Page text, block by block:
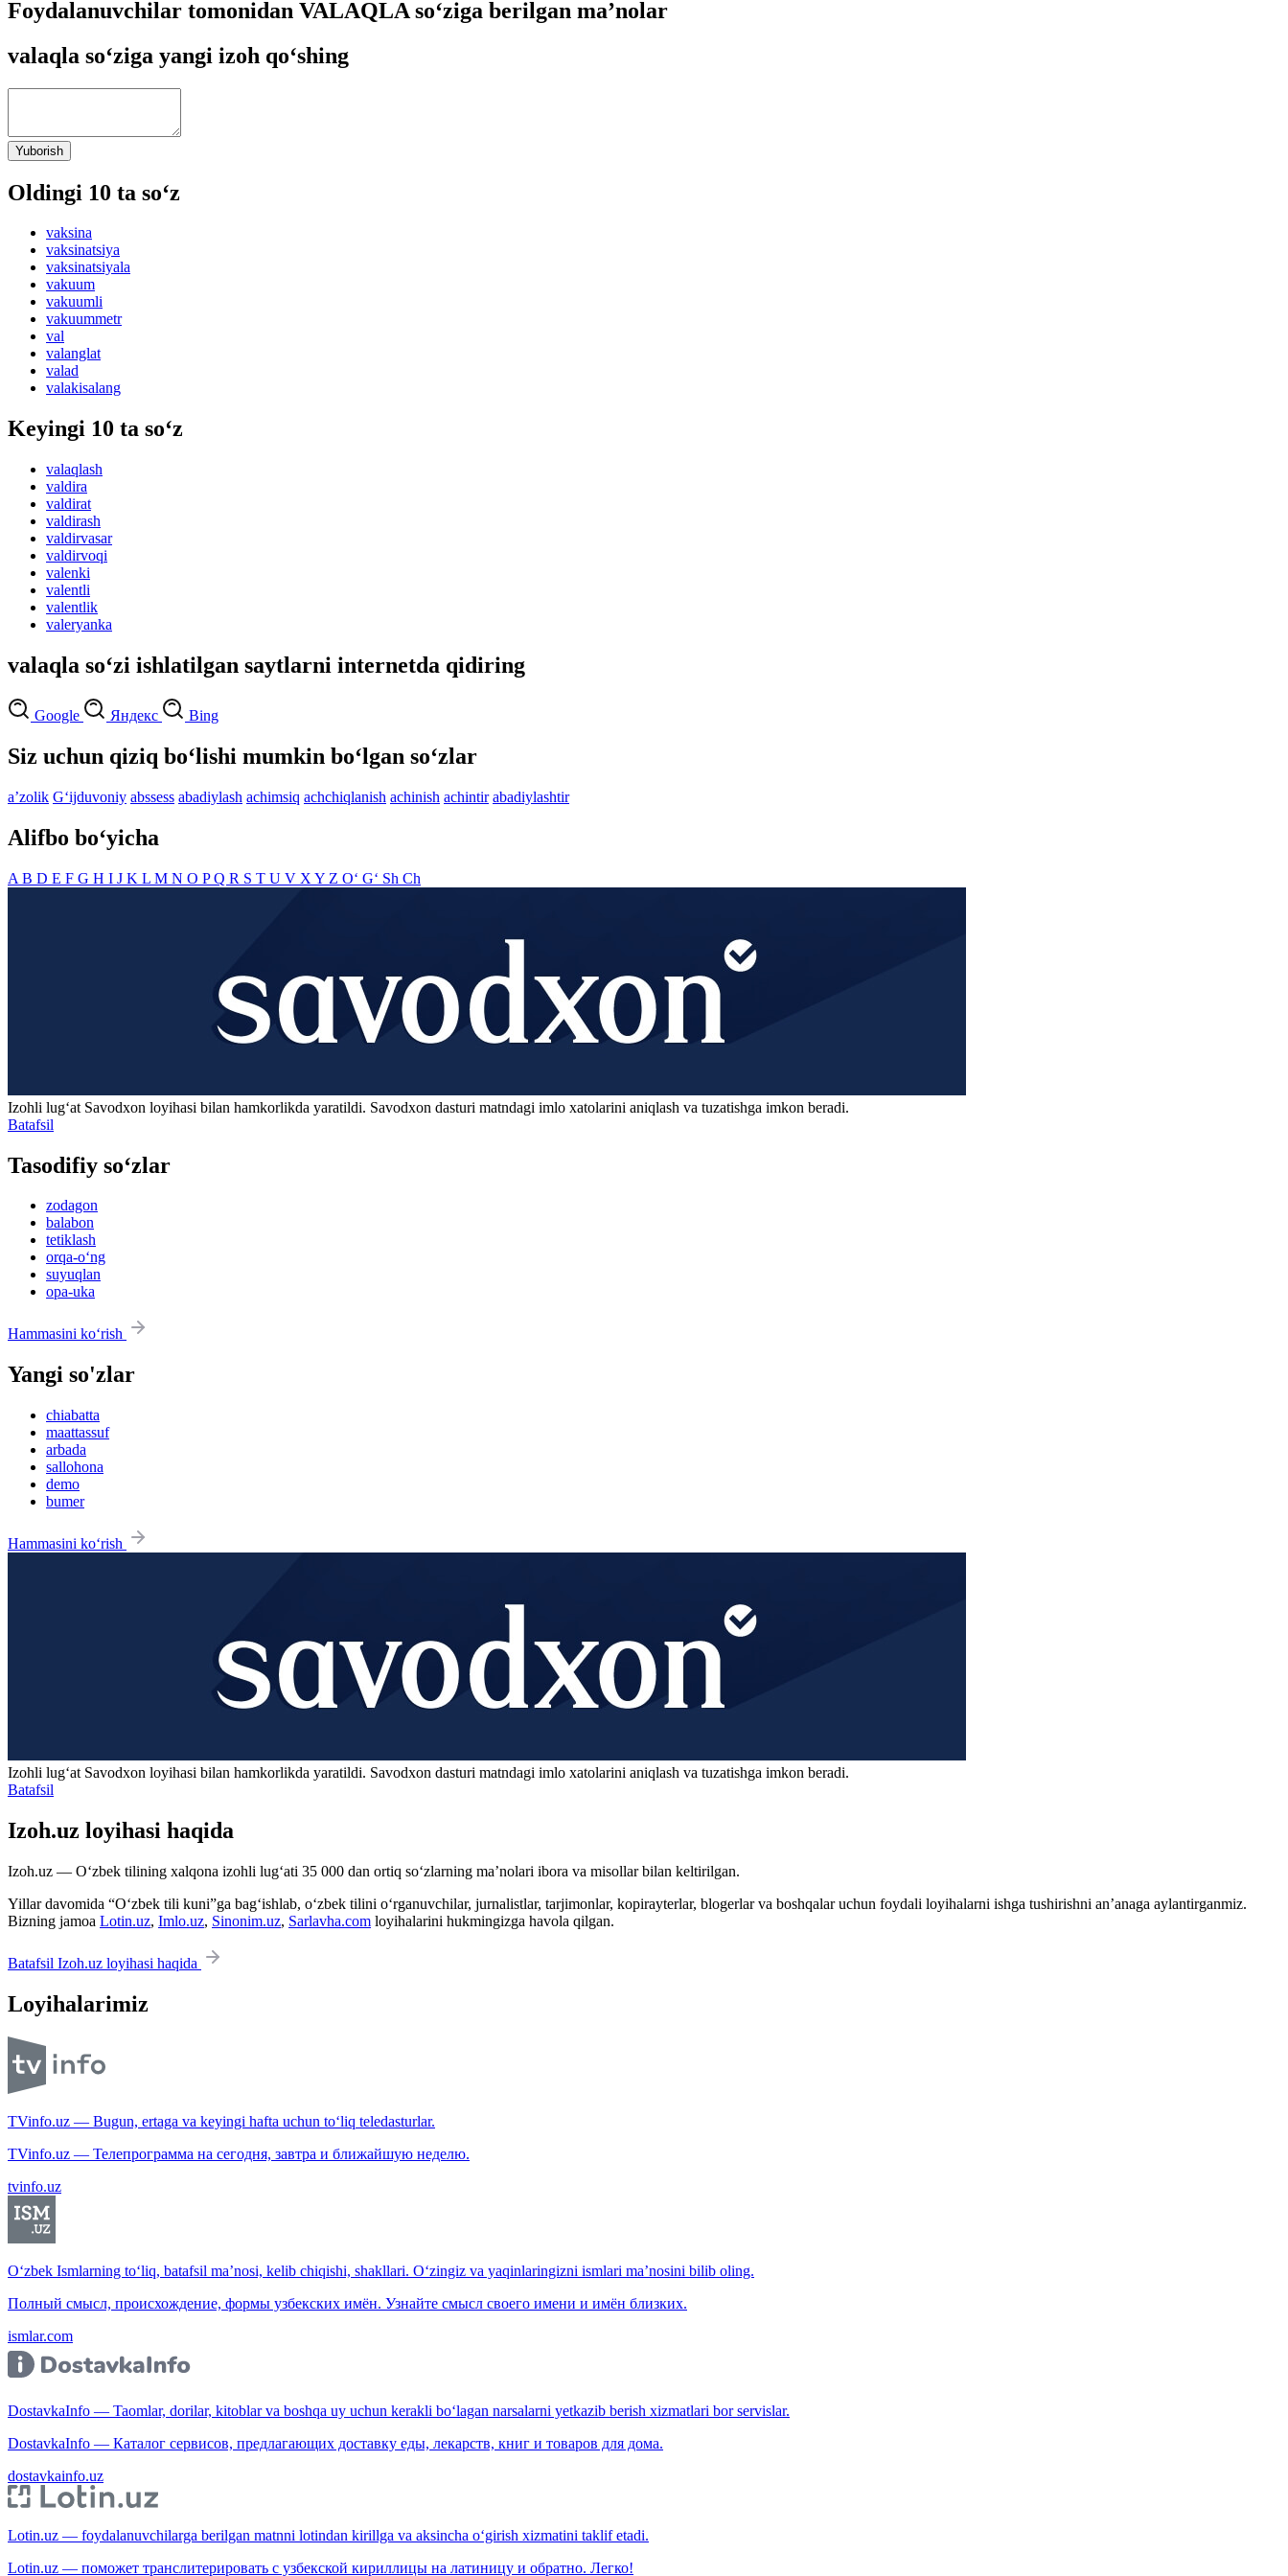
Foydalanuvchilar tomonidan VALAQLA so‘ziga berilgan ma’nolar
valaqla so‘ziga yangi izoh qo‘shing
Yuborish
Oldingi 10 ta so‘z
vaksina
vaksinatsiya
vaksinatsiyala
vakuum
vakuumli
vakuummetr
val
valanglat
valad
valakisalang
Keyingi 10 ta so‘z
valaqlash
valdira
valdirat
valdirash
valdirvasar
valdirvoqi
valenki
valentli
valentlik
valeryanka
valaqla so‘zi ishlatilgan saytlarni internetda qidiring
Google Яндекс Bing
Siz uchun qiziq bo‘lishi mumkin bo‘lgan so‘zlar
aʼzolik G‘ijduvoniy abssess abadiylash achimsiq achchiqlanish achinish achintir abadiylashtir
Alifbo bo‘yicha
A B D E F G H I J K L M N O PQ R S T U V X Y Z O‘ G‘ Sh Ch
Izohli lugʻat Savodxon loyihasi bilan hamkorlikda yaratildi. Savodxon dasturi matndagi imlo xatolarini aniqlash va tuzatishga imkon beradi.
Batafsil
Tasodifiy so‘zlar
zodagon
balabon
tetiklash
orqa-o‘ng
suyuqlan
opa-uka
Hammasini ko‘rish
Yangi so'zlar
chiabatta
maattassuf
arbada
sallohona
demo
bumer
Hammasini ko‘rish
Izohli lugʻat Savodxon loyihasi bilan hamkorlikda yaratildi. Savodxon dasturi matndagi imlo xatolarini aniqlash va tuzatishga imkon beradi.
Batafsil
Izoh.uz loyihasi haqida
Izoh.uz — O‘zbek tilining xalqona izohli lug‘ati 35 000 dan ortiq so‘zlarning ma’nolari ibora va misollar bilan keltirilgan.
Yillar davomida “O‘zbek tili kuni”ga bag‘ishlab, o‘zbek tilini o‘rganuvchilar, jurnalistlar, tarjimonlar, kopirayterlar, blogerlar va boshqalar uchun foydali loyihalarni ishga tushirishni an’anaga aylantirganmiz.
Bizning jamoa Lotin.uz, Imlo.uz, Sinonim.uz, Sarlavha.com loyihalarini hukmingizga havola qilgan.
Batafsil Izoh.uz loyihasi haqida
Loyihalarimiz
TVinfo.uz — Bugun, ertaga va keyingi hafta uchun to‘liq teledasturlar.
TVinfo.uz — Телепрограмма на сегодня, завтра и ближайшую неделю.
tvinfo.uz
O‘zbek Ismlarning to‘liq, batafsil ma’nosi, kelib chiqishi, shakllari. O‘zingiz va yaqinlaringizni ismlari ma’nosini bilib oling.
Полный смысл, происхождение, формы узбекских имён. Узнайте смысл своего имени и имён близких.
ismlar.com
DostavkaInfo — Taomlar, dorilar, kitoblar va boshqa uy uchun kerakli bo‘lagan narsalarni yetkazib berish xizmatlari bor servislar.
DostavkaInfo — Каталог сервисов, предлагающих доставку еды, лекарств, книг и товаров для дома.
dostavkainfo.uz
Lotin.uz — foydalanuvchilarga berilgan matnni lotindan kirillga va aksincha o‘girish xizmatini taklif etadi.
Lotin.uz — поможет транслитерировать с узбекской кириллицы на латиницу и обратно. Легко!